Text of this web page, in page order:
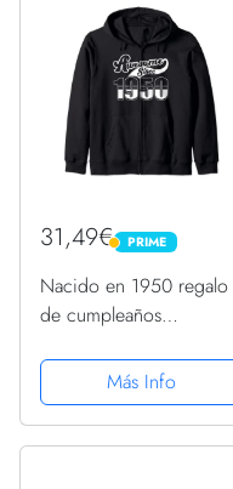
31,49€ PRIME
PRIME
Nacido en 1950 regalo
de cumpleaños
1950 Sudadera con
Capucha
Más Info